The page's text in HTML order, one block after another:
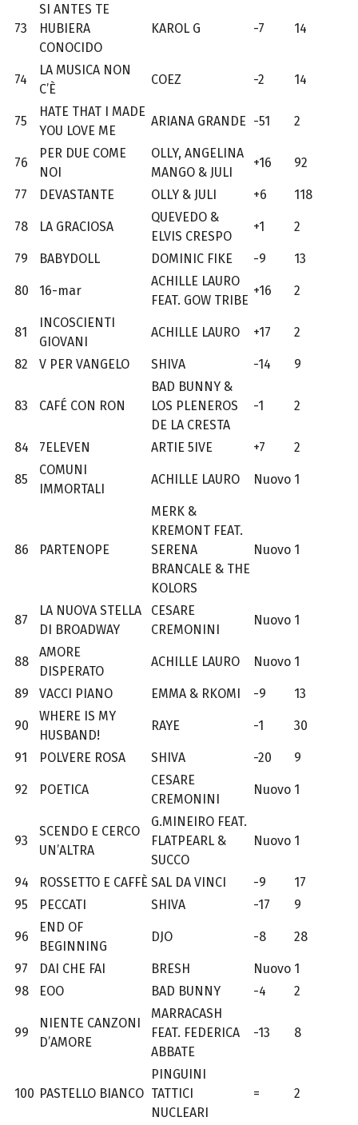
73
SI ANTES TE
HUBIERA
CONOCIDO
KAROL G -7 14
74
LA MUSICA NON
C’È
COEZ -2 14
75
HATE THAT I MADE
YOU LOVE ME
ARIANA GRANDE -51 2
76
PER DUE COME
NOI
OLLY, ANGELINA
MANGO & JULI
+16 92
77 DEVASTANTE OLLY & JULI +6 118
78 LA GRACIOSA
QUEVEDO &
ELVIS CRESPO
+1 2
79 BABYDOLL DOMINIC FIKE -9 13
80 16-mar
ACHILLE LAURO
FEAT. GOW TRIBE
+16 2
81
INCOSCIENTI
GIOVANI
ACHILLE LAURO +17 2
82 V PER VANGELO SHIVA -14 9
83 CAFÉ CON RON
BAD BUNNY &
LOS PLENEROS
DE LA CRESTA
-1 2
84 7ELEVEN ARTIE 5IVE +7 2
85
COMUNI
IMMORTALI
ACHILLE LAURO Nuovo 1
86 PARTENOPE
MERK &
KREMONT FEAT.
SERENA
BRANCALE & THE
KOLORS
Nuovo 1
87
LA NUOVA STELLA
DI BROADWAY
CESARE
CREMONINI
Nuovo 1
88
AMORE
DISPERATO
ACHILLE LAURO Nuovo 1
89 VACCI PIANO EMMA & RKOMI -9 13
90
WHERE IS MY
HUSBAND!
RAYE -1 30
91 POLVERE ROSA SHIVA -20 9
92 POETICA
CESARE
CREMONINI
Nuovo 1
93
SCENDO E CERCO
UN’ALTRA
G.MINEIRO FEAT.
FLATPEARL &
SUCCO
Nuovo 1
94 ROSSETTO E CAFFÈ SAL DA VINCI -9
17
95
PECCATI SHIVA -17 9
96
END OF
BEGINNING
DJO -8 28
97 DAI CHE FAI BRESH Nuovo 1
98
EOO BAD BUNNY -4 2
99
NIENTE CANZONI
D’AMORE
MARRACASH
FEAT. FEDERICA
ABBATE
-13 8
100 PASTELLO BIANCO
PINGUINI
TATTICI
NUCLEARI
= 2